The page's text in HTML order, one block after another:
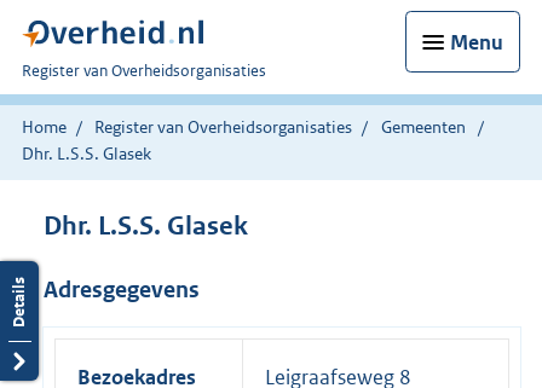
Menu
U
bent
nu
hier:
Register van Overheidsorganisaties
Home Register van Overheidsorganisaties
Gemeenten
Dhr. L.S.S. Glasek
Dhr. L.S.S. Glasek
Adresgegevens
Bezoekadres
Leigraafseweg 8